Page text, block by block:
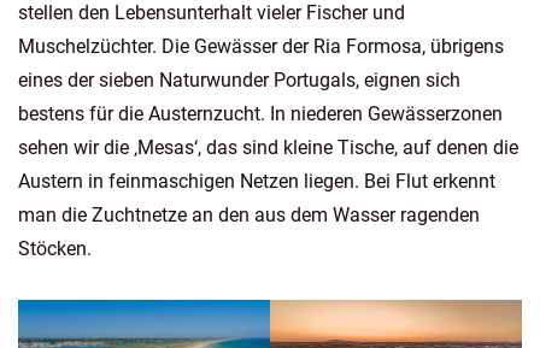
stellen den Lebensunterhalt vieler Fischer und
Muschelzüchter. Die Gewässer der Ria Formosa, übrigens
eines der sieben Naturwunder Portugals, eignen sich
bestens für die Austernzucht. In niederen Gewässerzonen
sehen wir die ‚Mesas‘, das sind kleine Tische, auf denen die
Austern in feinmaschigen Netzen liegen. Bei Flut erkennt
man die Zuchtnetze an den aus dem Wasser ragenden
Stöcken.